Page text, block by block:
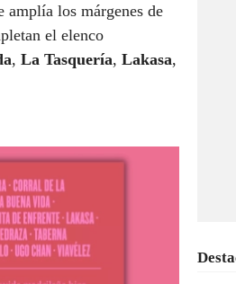
amplía los márgenes de
el elenco
, La Tasquería, Lakasa,